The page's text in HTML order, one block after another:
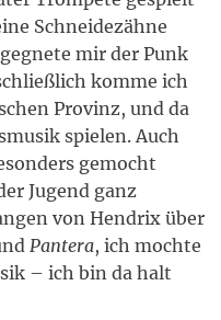
Schneidezähne
mir der Punk
komme ich
Provinz, und da
spielen. Auch
gemocht
Jugend ganz
von Hendrix über
Pantera, ich mochte
– ich bin da halt